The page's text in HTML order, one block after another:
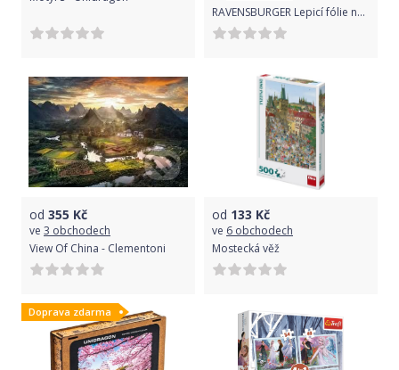
RAVENSBURGER Lepicí fólie na puzzle My Puzzle Friends Kids na 500 dílků
od 355 Kč
ve 3 obchodech
View Of China - Clementoni
od 133 Kč
ve 6 obchodech
Mostecká věž
Doprava zdarma